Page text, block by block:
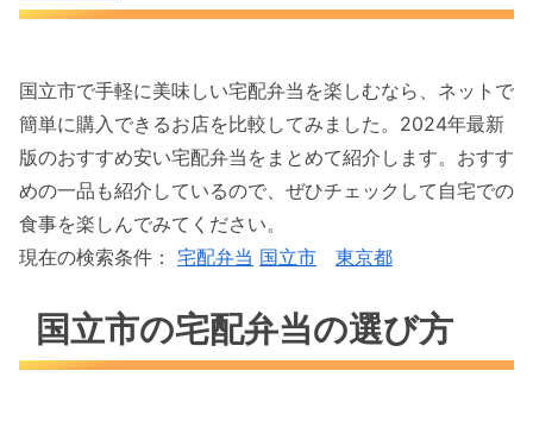
国立市で手軽に美味しい宅配弁当を楽しむなら、ネットで
簡単に購入できるお店を比較してみました。2024年最新
版のおすすめ安い宅配弁当をまとめて紹介します。おすす
めの一品も紹介しているので、ぜひチェックして自宅での
食事を楽しんでみてください。
現在の検索条件： 宅配弁当 国立市 東京都
国立市の宅配弁当の選び方